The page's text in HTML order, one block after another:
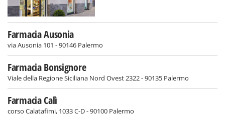
Farmacia Ausonia
via Ausonia 101 - 90146 Palermo
Farmacia Bonsignore
Viale della Regione Siciliana Nord Ovest 2322 - 90135 Palermo
Farmacia Calì
corso Calatafimi, 1033 C-D - 90100 Palermo